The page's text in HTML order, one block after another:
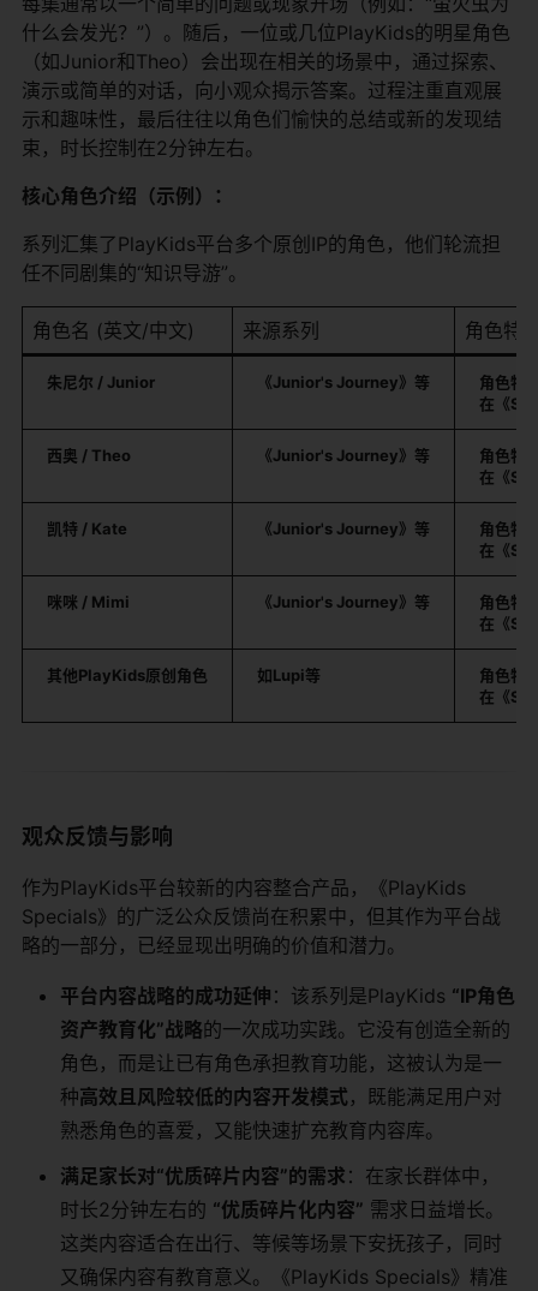
什么会发光？”）。随后，一位或几位PlayKids的明星角色
（如Junior和Theo）会出现在相关的场景中，通过探索、
演示或简单的对话，向小观众揭示答案。过程注重直观展
示和趣味性，最后往往以角色们愉快的总结或新的发现结
束，时长控制在2分钟左右。
核心角色介绍（示例）：
系列汇集了PlayKids平台多个原创IP的角色，他们轮流担
任不同剧集的“知识导游”。
角色名 (英文/中文) 来源系列 角色特
朱尼尔 / Junior 《Junior's Journey》等
角色特
在《
西奥 / Theo 《Junior's Journey》等
角色特
在《
凯特 / Kate 《Junior's Journey》等
角色特
在《
咪咪 / Mimi 《Junior's Journey》等
角色特
在《
其他PlayKids原创角色 如Lupi等
角色特
在《
观众反馈与影响
作为PlayKids平台较新的内容整合产品，《PlayKids
Specials》的广泛公众反馈尚在积累中，但其作为平台战
略的一部分，已经显现出明确的价值和潜力。
平台内容战略的成功延伸 ：该系列是PlayKids “IP角色
资产教育化”战略的一次成功实践。它没有创造全新的
角色，而是让已有角色承担教育功能，这被认为是一
种高效且风险较低的内容开发模式，既能满足用户对
熟悉角色的喜爱，又能快速扩充教育内容库。
满足家长对“优质碎片内容”的需求 ：在家长群体中，
时长2分钟左右的 “优质碎片化内容” ​ 需求日益增长。
这类内容适合在出行、等候等场景下安抚孩子，同时
又确保内容有教育意义。《PlayKids Specials》精准